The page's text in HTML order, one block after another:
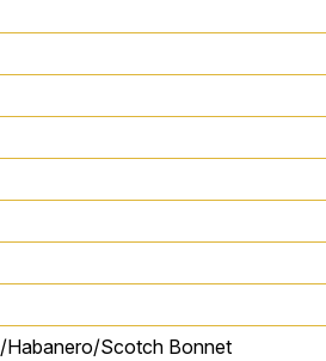
Habanero/Scotch Bonnet